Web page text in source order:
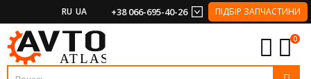
RU UA +38 066-695-40-26 ПІДБІР ЗАПЧАСТИНИ
0